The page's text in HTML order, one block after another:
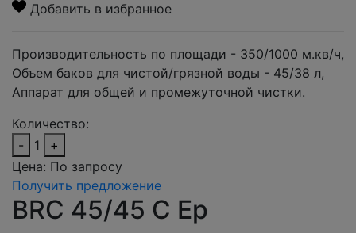
Добавить в избранное
Производительность по площади - 350/1000 м.кв/ч,
Объем баков для чистой/грязной воды - 45/38 л,
Аппарат для общей и промежуточной чистки.
Количество:
-
1
+
Цена: По запросу
Получить предложение
BRC 45/45 C Eр